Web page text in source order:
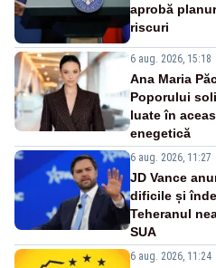
aprobă
riscuri
6 aug. 2026, 15:18
Ana Maria
Poporului
luate în
enegetică
6 aug. 2026, 11:27
JD Vance
dificile și
Teheranul
SUA
6 aug. 2026, 11:24